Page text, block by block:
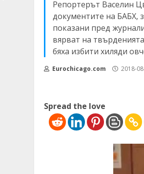
Репортерът Васелин
документите на БАБХ,
показани пред
вярват на
бяха избити хиляди
Eurochicago.com 2018-
Spread the love